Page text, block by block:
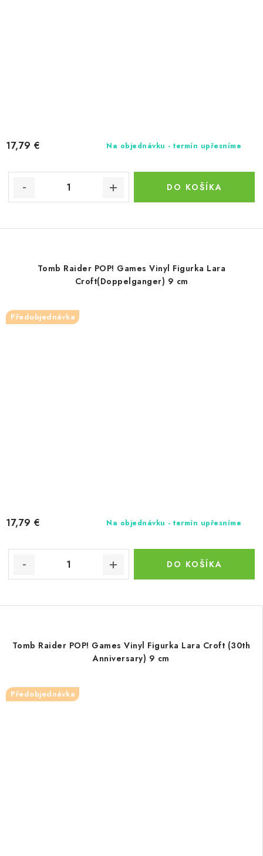
Na objednávku - termín upřesníme
17,79 €
DO KOŠÍKA
Tomb Raider POP! Games Vinyl Figurka Lara
Croft(Doppelganger) 9 cm
Předobjednávka
Na objednávku - termín upřesníme
17,79 €
DO KOŠÍKA
Tomb Raider POP! Games Vinyl Figurka Lara Croft (30th
Anniversary) 9 cm
Předobjednávka